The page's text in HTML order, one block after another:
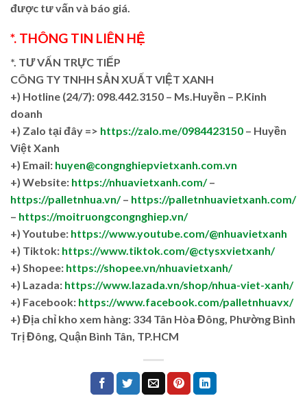
được tư vấn và báo giá.
*. THÔNG TIN LIÊN HỆ
*. TƯ VẤN TRỰC TIẾP
CÔNG TY TNHH SẢN XUẤT VIỆT XANH
+) Hotline (24/7): 098.442.3150 – Ms.Huyền – P.Kinh
doanh
+) Zalo tại đây => https://zalo.me/0984423150 – Huyền
Việt Xanh
+) Email: huyen@congnghiepvietxanh.com.vn
+) Website: https://nhuavietxanh.com/–
https://palletnhua.vn/– https://palletnhuavietxanh.com/
– https://moitruongcongnghiep.vn/
+) Youtube: https://www.youtube.com/@nhuavietxanh
+) Tiktok: https://www.tiktok.com/@ctysxvietxanh/
+) Shopee: https://shopee.vn/nhuavietxanh/
+) Lazada: https://www.lazada.vn/shop/nhua-viet-xanh/
+) Facebook: https://www.facebook.com/palletnhuavx/
+) Địa chỉ kho xem hàng: 334 Tân Hòa Đông, Phường Bình
Trị Đông, Quận Bình Tân, TP.HCM